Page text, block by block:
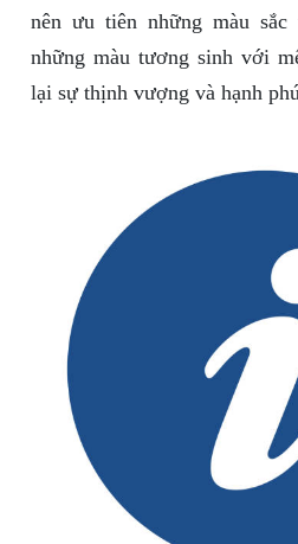
nên ưu tiên những màu sắc
những màu tương sinh với
lại sự thịnh vượng và hạnh